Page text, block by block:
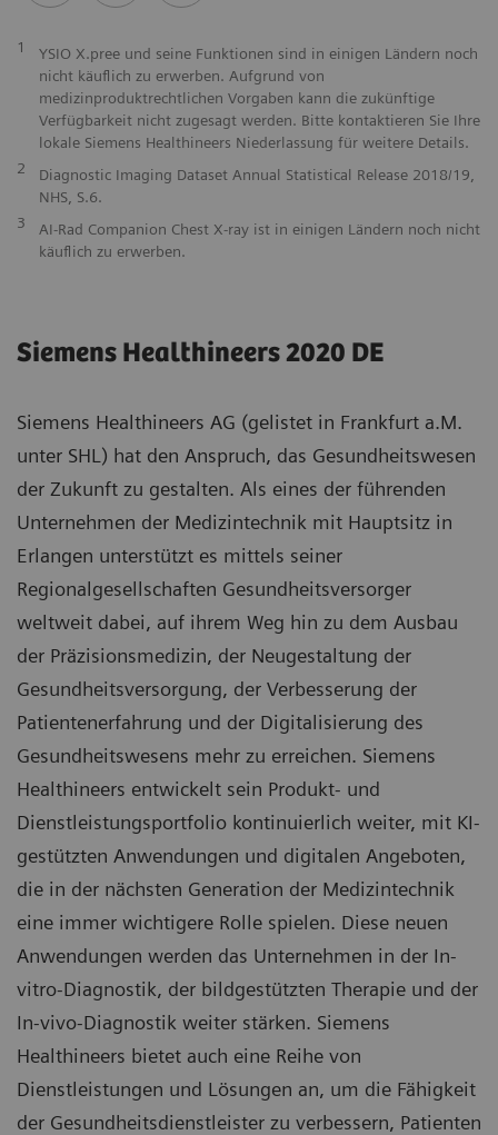
1
YSIO X.pree und seine Funktionen sind in einigen Ländern noch
nicht käuflich zu erwerben. Aufgrund von
medizinproduktrechtlichen Vorgaben kann die zukünftige
Verfügbarkeit nicht zugesagt werden. Bitte kontaktieren Sie Ihre
lokale Siemens Healthineers Niederlassung für weitere Details.
2
Diagnostic Imaging Dataset Annual Statistical Release 2018/19,
NHS, S.6.
3
AI-Rad Companion Chest X-ray ist in einigen Ländern noch nicht
käuflich zu erwerben.
Siemens Healthineers 2020 DE
Siemens Healthineers AG (gelistet in Frankfurt a.M.
unter SHL) hat den Anspruch, das Gesundheitswesen
der Zukunft zu gestalten. Als eines der führenden
Unternehmen der Medizintechnik mit Hauptsitz in
Erlangen unterstützt es mittels seiner
Regionalgesellschaften Gesundheitsversorger
weltweit dabei, auf ihrem Weg hin zu dem Ausbau
der Präzisionsmedizin, der Neugestaltung der
Gesundheitsversorgung, der Verbesserung der
Patientenerfahrung und der Digitalisierung des
Gesundheitswesens mehr zu erreichen. Siemens
Healthineers entwickelt sein Produkt- und
Dienstleistungsportfolio kontinuierlich weiter, mit KI-
gestützten Anwendungen und digitalen Angeboten,
die in der nächsten Generation der Medizintechnik
eine immer wichtigere Rolle spielen. Diese neuen
Anwendungen werden das Unternehmen in der In-
vitro-Diagnostik, der bildgestützten Therapie und der
In-vivo-Diagnostik weiter stärken. Siemens
Healthineers bietet auch eine Reihe von
Dienstleistungen und Lösungen an, um die Fähigkeit
der Gesundheitsdienstleister zu verbessern, Patienten